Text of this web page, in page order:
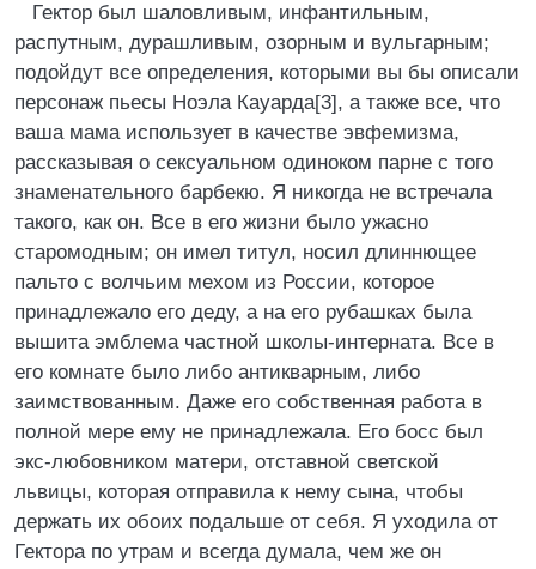
Гектор был шаловливым, инфантильным,
распутным, дурашливым, озорным и вульгарным;
подойдут все определения, которыми вы бы описали
персонаж пьесы Ноэла Кауарда[3], а также все, что
ваша мама использует в качестве эвфемизма,
рассказывая о сексуальном одиноком парне с того
знаменательного барбекю. Я никогда не встречала
такого, как он. Все в его жизни было ужасно
старомодным; он имел титул, носил длиннющее
пальто с волчьим мехом из России, которое
принадлежало его деду, а на его рубашках была
вышита эмблема частной школы-интерната. Все в
его комнате было либо антикварным, либо
заимствованным. Даже его собственная работа в
полной мере ему не принадлежала. Его босс был
экс-любовником матери, отставной светской
львицы, которая отправила к нему сына, чтобы
держать их обоих подальше от себя. Я уходила от
Гектора по утрам и всегда думала, чем же он